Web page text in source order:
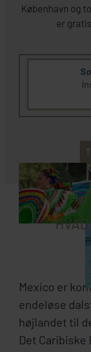
København og
er
Mexico er
endeløse
højlandet til
Det Caribiske